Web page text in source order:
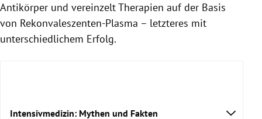
Antikörper und vereinzelt Therapien auf der Basis
von Rekonvaleszenten-Plasma – letzteres mit
unterschiedlichem Erfolg.
Intensivmedizin: Mythen und Fakten